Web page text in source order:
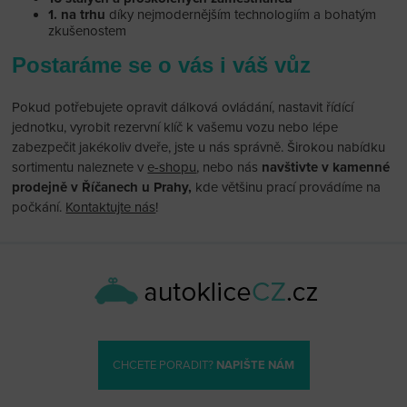
1. na trhu díky nejmodernějším technologiím a bohatým
zkušenostem
Postaráme se o vás i váš vůz
Pokud potřebujete opravit dálková ovládání, nastavit řídící
jednotku, vyrobit rezervní klíč k vašemu vozu nebo lépe
zabezpečit jakékoliv dveře, jste u nás správně. Širokou nabídku
sortimentu naleznete v e-shopu, nebo nás navštivte v kamenné
prodejně v Říčanech u Prahy, kde většinu prací provádíme na
počkání. Kontaktujte nás!
CHCETE PORADIT? NAPIŠTE NÁM